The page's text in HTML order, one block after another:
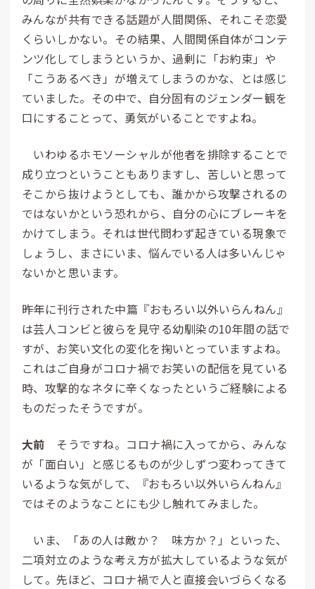
みんなが共有できる話題が人間関係、それこそ恋愛
くらいしかない。その結果、人間関係自体がコンテ
ンツ化してしまうというか、過剰に「お約束」や
「こうあるべき」が増えてしまうのかな、とは感じ
ていました。その中で、自分固有のジェンダー観を
口にすることって、勇気がいることですよね。
いわゆるホモソーシャルが他者を排除することで
成り立つということもありますし、苦しいと思って
そこから抜けようとしても、誰かから攻撃されるの
ではないかという恐れから、自分の心にブレーキを
かけてしまう。それは世代問わず起きている現象で
しょうし、まさにいま、悩んでいる人は多いんじゃ
ないかと思います。
――昨年に刊行された中篇『おもろい以外いらんねん』
は芸人コンビと彼らを見守る幼馴染の10年間の話で
すが、お笑い文化の変化を掬いとっていますよね。
これはご自身がコロナ禍でお笑いの配信を見ている
時、攻撃的なネタに辛くなったというご経験による
ものだったそうですが。
大前 そうですね。コロナ禍に入ってから、みんな
が「面白い」と感じるものが少しずつ変わってきて
いるような気がして、『おもろい以外いらんねん』
ではそのようなことにも少し触れてみました。
いま、「あの人は敵か？ 味方か？」といった、
二項対立のような考え方が拡大しているような気が
して。先ほど、コロナ禍で人と直接会いづらくなる